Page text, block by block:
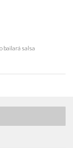
bailará salsa